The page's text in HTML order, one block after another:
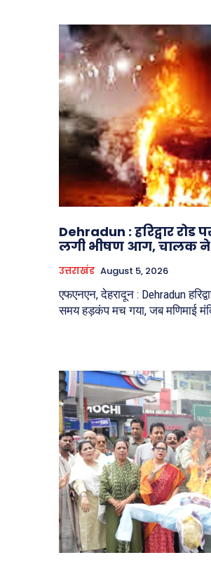
Dehradun : हरिद्वार रोड
लगी भीषण आग, चालक ने
उत्तराखंड August 5, 2026
एफएनएन, देहरादून : Dehradun
समय हड़कंप मच गया, जब मणिमाई